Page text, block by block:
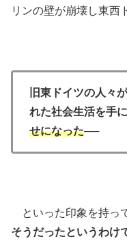
リンの壁が崩壊し東西
旧東ドイツの人々
れた社会生活を手
せになった──
といった印象を持っ
そうだったというわけ